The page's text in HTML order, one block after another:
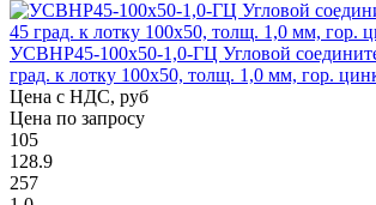
УСВНР45-100х50-1,0-ГЦ Угловой
град. к лотку 100х50, толщ. 1,0 мм, гор.
Цена с НДС, руб
Цена по запросу
105
128.9
257